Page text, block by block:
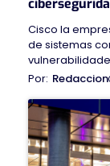
Cisco la
de sistemas
Redaccion